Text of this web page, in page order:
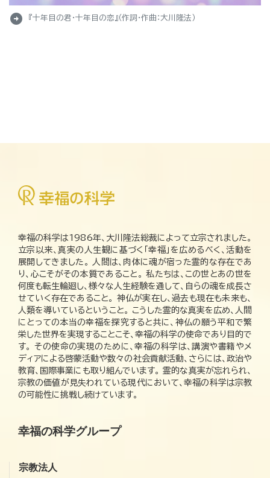
arrow_circle_right 『十年目の君・十年目の恋』（作詞・作曲：大川隆法）
幸福の科学は1986年、大川隆法総裁によって立宗されました。
立宗以来、真実の人生観に基づく「幸福」を広めるべく、活動を
展開してきました。 人間は、肉体に魂が宿った霊的な存在であ
り、心こそがその本質であること。 私たちは、この世とあの世を
何度も転生輪廻し、様々な人生経験を通して、自らの魂を成長さ
せていく存在であること。 神仏が実在し、過去も現在も未来も、
人類を導いているということ。 こうした霊的な真実を広め、人間
にとっての本当の幸福を探究すると共に、神仏の願う平和で繁
栄した世界を実現することこそ、幸福の科学の使命であり目的で
す。 その使命の実現のために、幸福の科学は、講演や書籍やメ
ディアによる啓蒙活動や数々の社会貢献活動、さらには、政治や
教育、国際事業にも取り組んでいます。 霊的な真実が忘れられ、
宗教の価値が見失われている現代において、幸福の科学は宗教
の可能性に挑戦し続けています。
幸福の科学グループ
宗教法人